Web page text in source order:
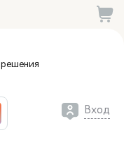
решения
Вход